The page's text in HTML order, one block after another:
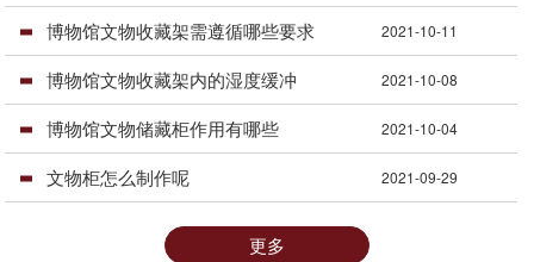
博物馆文物收藏架需遵循哪些要求 2021-10-11
博物馆文物收藏架内的湿度缓冲 2021-10-08
博物馆文物储藏柜作用有哪些 2021-10-04
文物柜怎么制作呢 2021-09-29
更多